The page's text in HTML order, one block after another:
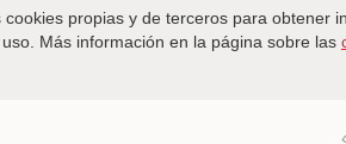
cookies propias y de terceros para obtener
Más información en la página sobre las